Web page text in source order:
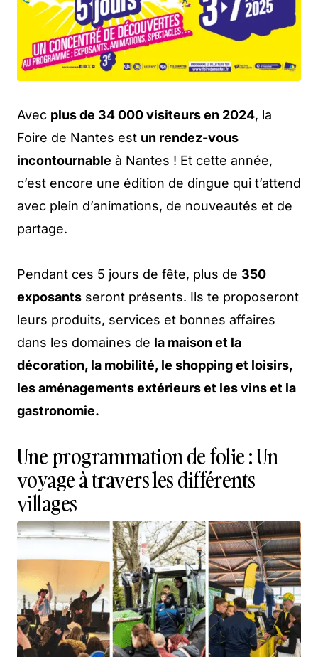
Avec plus de 34 000 visiteurs en 2024, la
Foire de Nantes est un rendez-vous
incontournable à Nantes ! Et cette année,
c’est encore une édition de dingue qui t’attend
avec plein d’animations, de nouveautés et de
partage.
Pendant ces 5 jours de fête, plus de 350
exposants seront présents. Ils te proposeront
leurs produits, services et bonnes affaires
dans les domaines de la maison et la
décoration, la mobilité, le shopping et loisirs,
les aménagements extérieurs et les vins et la
gastronomie.
Une programmation de folie : Un
voyage à travers les différents
villages